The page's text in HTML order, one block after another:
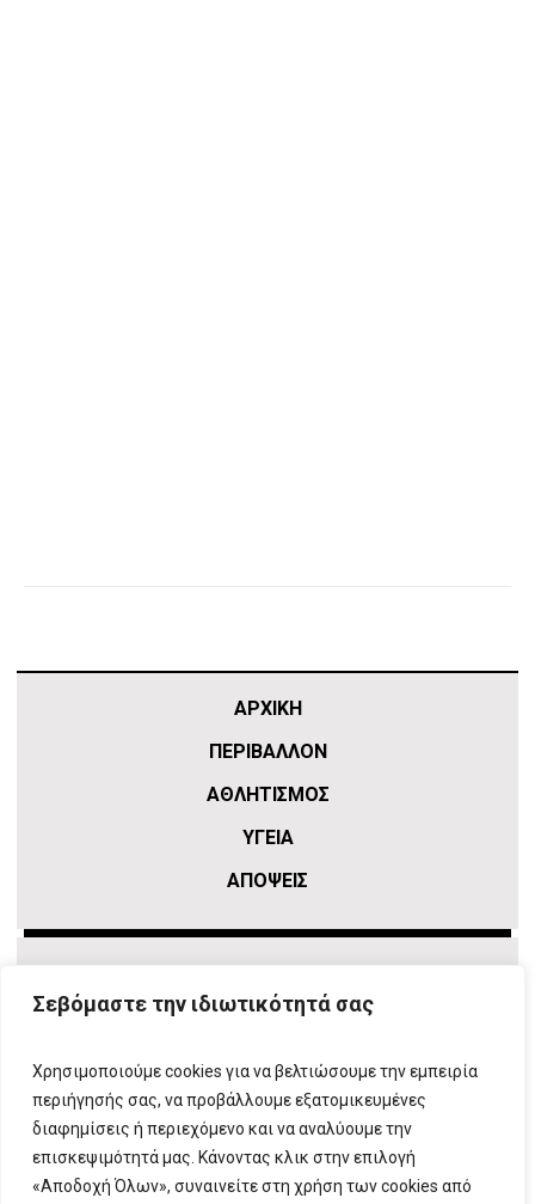
Σεβόμαστε την ιδιωτικότητά σας
Χρησιμοποιούμε cookies για να βελτιώσουμε την εμπειρία
περιήγησής σας, να προβάλλουμε εξατομικευμένες
διαφημίσεις ή περιεχόμενο και να αναλύουμε την
επισκεψιμότητά μας. Κάνοντας κλικ στην επιλογή
«Αποδοχή Όλων», συναινείτε στη χρήση των cookies από
ΑΡΧΙΚΗ
ΠΕΡΙΒΑΛΛΟΝ
ΑΘΛΗΤΙΣΜΌΣ
ΥΓΕΙΑ
ΑΠΟΨΕΙΣ
T: 210 666 3993 E: info@attikovima.gr
ΠΛΗΡΟΦΟΡΙΕΣ